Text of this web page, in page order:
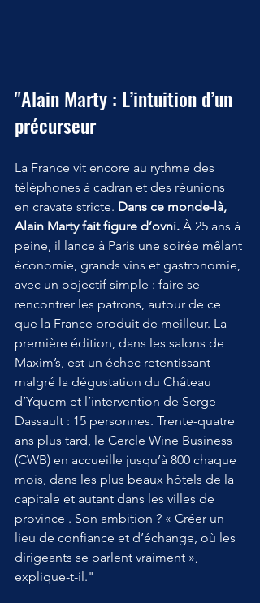
"Alain Marty : L’intuition d’un
précurseur
La France vit encore au rythme des
téléphones à cadran et des réunions
en cravate stricte. Dans ce monde-là,
Alain Marty fait figure d’ovni. À 25 ans à
peine, il lance à Paris une soirée mêlant
économie, grands vins et gastronomie,
avec un objectif simple : faire se
rencontrer les patrons, autour de ce
que la France produit de meilleur. La
première édition, dans les salons de
Maxim’s, est un échec retentissant
malgré la dégustation du Château
d’Yquem et l’intervention de Serge
Dassault : 15 personnes. Trente-quatre
ans plus tard, le Cercle Wine Business
(CWB) en accueille jusqu’à 800 chaque
mois, dans les plus beaux hôtels de la
capitale et autant dans les villes de
province . Son ambition ? « Créer un
lieu de confiance et d’échange, où les
dirigeants se parlent vraiment »,
explique-t-il."